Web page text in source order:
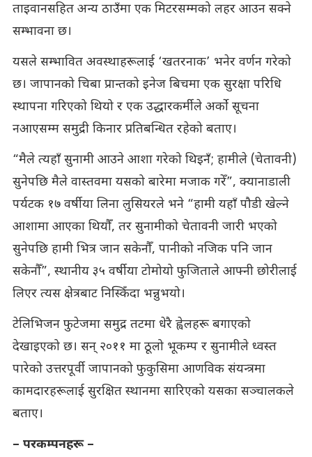
ताइवानसहित अन्य ठाउँमा एक मिटरसम्मको लहर आउन सक्ने
सम्भावना छ।
यसले सम्भावित अवस्थाहरूलाई ‘खतरनाक’ भनेर वर्णन गरेको
छ। जापानको चिबा प्रान्तको इनेज बिचमा एक सुरक्षा परिधि
स्थापना गरिएको थियो र एक उद्धारकर्मीले अर्को सूचना
नआएसम्म समुद्री किनार प्रतिबन्धित रहेको बताए।
“मैले त्यहाँ सुनामी आउने आशा गरेको थिइनँ; हामीले (चेतावनी)
सुनेपछि मैले वास्तवमा यसको बारेमा मजाक गरेँ”, क्यानाडाली
पर्यटक १७ वर्षीया लिना लुसियरले भने “हामी यहाँ पौडी खेल्ने
आशामा आएका थियौँ, तर सुनामीको चेतावनी जारी भएको
सुनेपछि हामी भित्र जान सकेनौँ, पानीको नजिक पनि जान
सकेनौँ”, स्थानीय ३५ वर्षीया टोमोयो फुजिताले आफ्नी छोरीलाई
लिएर त्यस क्षेत्रबाट निस्किँदा भन्नुभयो।
टेलिभिजन फुटेजमा समुद्र तटमा धेरै ह्वेलहरू बगाएको
देखाइएको छ। सन् २०११ मा ठूलो भूकम्प र सुनामीले ध्वस्त
पारेको उत्तरपूर्वी जापानको फुकुसिमा आणविक संयन्त्रमा
कामदारहरूलाई सुरक्षित स्थानमा सारिएको यसका सञ्चालकले
बताए।
– परकम्पनहरू –